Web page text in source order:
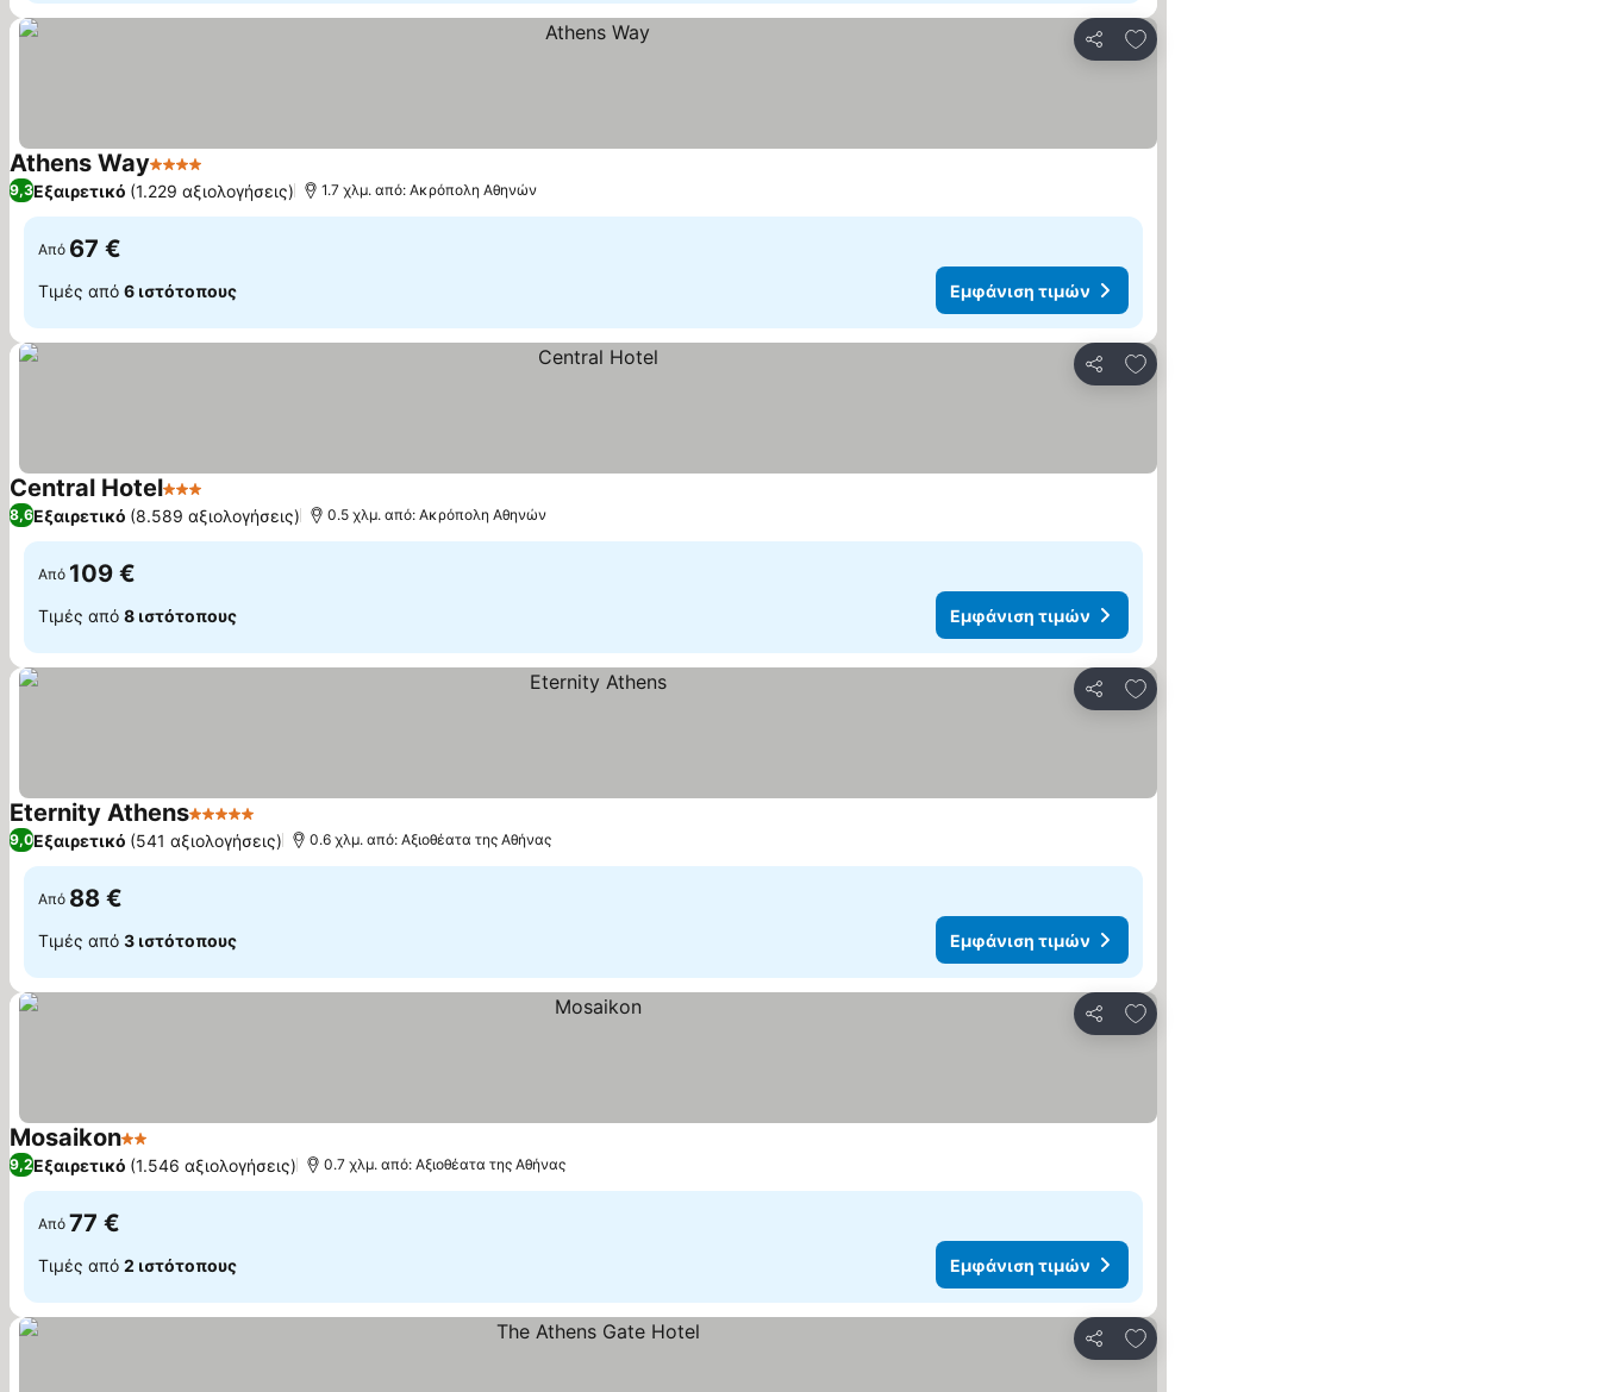
Κοινοποίηση
Προσθήκη στα αγαπημένα
Athens Way4 ΑστέριαΕμφάνιση τιμών
9,3Εξαιρετικό (1.229 αξιολογήσεις) 1.7 χλμ. από: Ακρόπολη Αθηνών
Από 67 €
Τιμές από 6 ιστότοπους Εμφάνιση τιμών
Κοινοποίηση
Προσθήκη στα αγαπημένα
Central Hotel3 ΑστέριαΕμφάνιση τιμών
8,6Εξαιρετικό (8.589 αξιολογήσεις) 0.5 χλμ. από: Ακρόπολη Αθηνών
Από 109 €
Τιμές από 8 ιστότοπους Εμφάνιση τιμών
Κοινοποίηση
Προσθήκη στα αγαπημένα
Eternity Athens5 ΑστέριαΕμφάνιση τιμών
9,0Εξαιρετικό (541 αξιολογήσεις) 0.6 χλμ. από: Αξιοθέατα της Αθήνας
Από 88 €
Τιμές από 3 ιστότοπους Εμφάνιση τιμών
Κοινοποίηση
Προσθήκη στα αγαπημένα
Mosaikon2 Αστέρια
9,2Εξαιρετικό (1.546 αξιολογήσεις) 0.7 χλμ. από: Αξιοθέατα της Αθήνας
Από 77 €
Τιμές από 2 ιστότοπους Εμφάνιση τιμών
Κοινοποίηση
Προσθήκη στα αγαπημένα